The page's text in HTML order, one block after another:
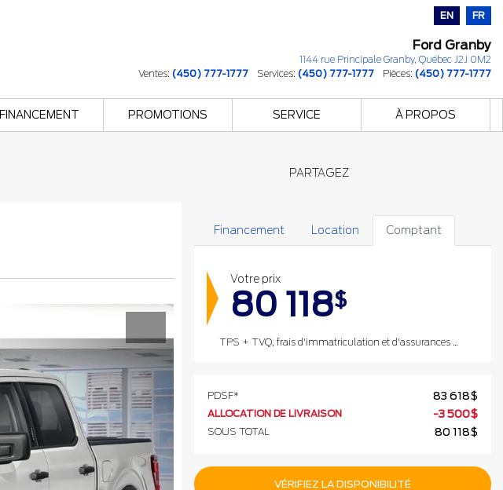
EN FR
Ford Granby
1144 rue Principale Granby, Québec J2J 0M2
Ventes: (450) 777-1777 Services: (450) 777-1777 Pièces: (450) 777-1777
FINANCEMENT PROMOTIONS SERVICE À PROPOS
PARTAGEZ
Financement Location Comptant
Votre prix
80 118$
TPS + TVQ, frais d'immatriculation et d'assurances non inclus.
PDSF* 83 618$
ALLOCATION DE LIVRAISON -3 500$
SOUS TOTAL 80 118$
VÉRIFIEZ LA DISPONIBILITÉ